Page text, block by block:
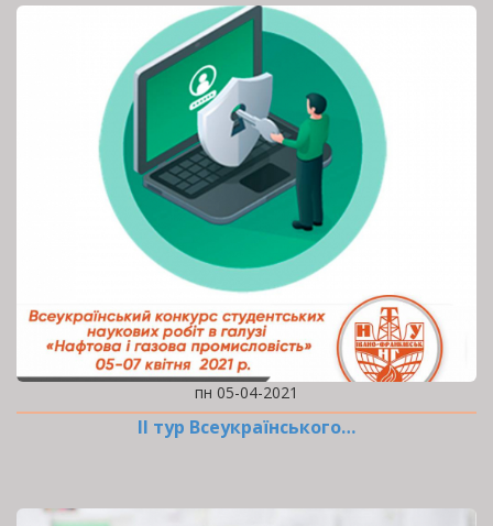
пн 05-04-2021
ІІ тур Всеукраїнського…